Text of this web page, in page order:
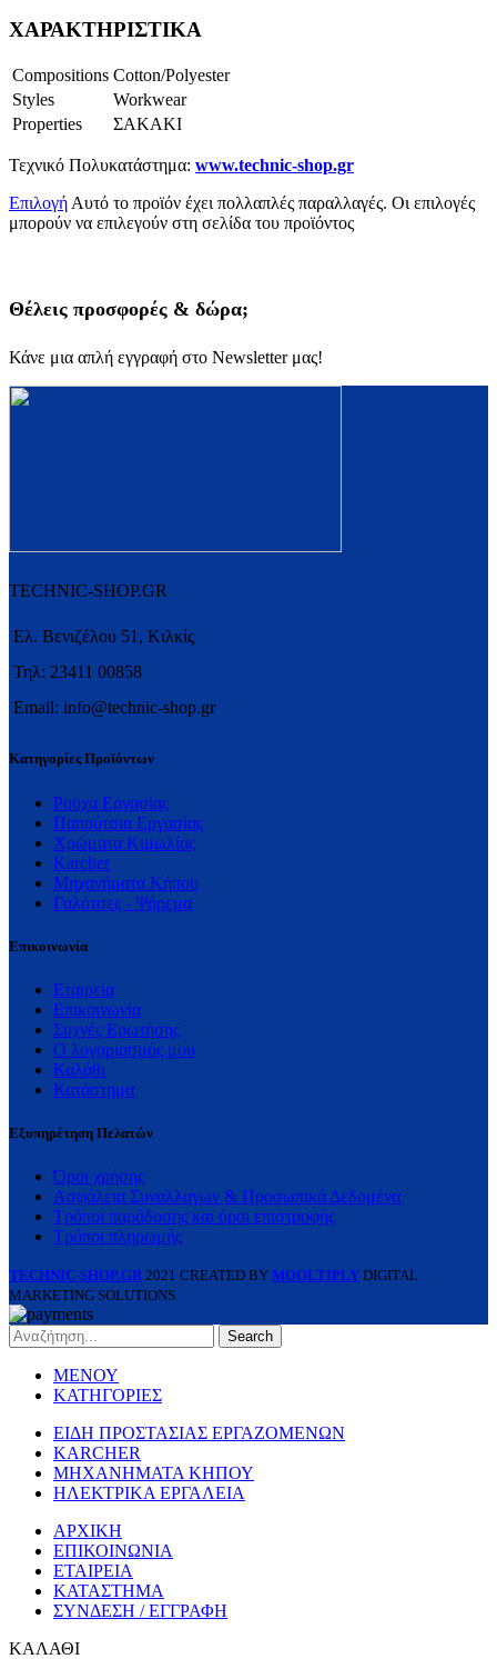
ΧΑΡΑΚΤΗΡΙΣΤΙΚΑ
Compositions Cotton/Polyester
Styles
Workwear
Properties
ΣΑΚΑΚΙ
Τεχνικό Πολυκατάστημα: www.technic-shop.gr
Επιλογή Αυτό το προϊόν έχει πολλαπλές παραλλαγές. Οι επιλογές
μπορούν να επιλεγούν στη σελίδα του προϊόντος
Θέλεις προσφορές & δώρα;
Κάνε μια απλή εγγραφή στο Newsletter μας!
TECHNIC-SHOP.GR
Ελ. Βενιζέλου 51, Κιλκίς
Τηλ: 23411 00858
Email: info@technic-shop.gr
Κατηγορίες Προϊόντων
Ρούχα Εργασίας
Παπούτσια Εργασίας
Χρώματα Κιμωλίας
Karcher
Μηχανήματα Κήπου
Γαλότσες - Ψάρεμα
Επικοινωνία
Εταιρεία
Επικοινωνία
Συχνές Ερωτήσης
Ο λογαριασμός μου
Καλάθι
Κατάστημα
Εξυπηρέτηση Πελατών
Όροι χρήσης
Ασφάλεια Συναλλαγών & Προσωπικά Δεδομένα
Τρόποι παράδοσης και όροι επιστροφής
Τρόποι πληρωμής
TECHNIC-SHOP.GR 2021 CREATED BY MOOLTIPLY DIGITAL
MARKETING SOLUTIONS.
Search
ΜΕΝΟΥ
ΚΑΤΗΓΟΡΙΕΣ
ΕΙΔΗ ΠΡΟΣΤΑΣΙΑΣ ΕΡΓΑΖΟΜΕΝΩΝ
KARCHER
ΜΗΧΑΝΗΜΑΤΑ ΚΗΠΟΥ
ΗΛΕΚΤΡΙΚΑ ΕΡΓΑΛΕΙΑ
ΑΡΧΙΚΗ
ΕΠΙΚΟΙΝΩΝΙΑ
ΕΤΑΙΡΕΙΑ
ΚΑΤΑΣΤΗΜΑ
ΣΥΝΔΕΣΗ / ΕΓΓΡΑΦΗ
ΚΑΛΑΘΙ